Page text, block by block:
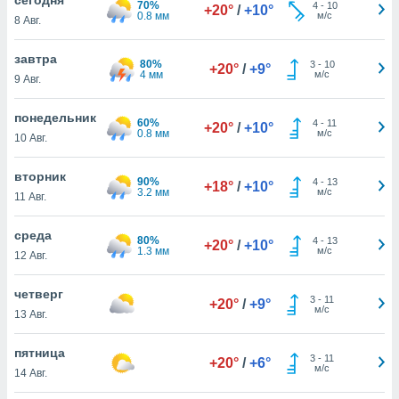
действия
на веб-
основе.
нашей
cookie
в
ВЫ
8 Авг.
70%
0.8 мм
+20° / +10° 4- 10
м/с
завтра
9 Авг.
80%
4 мм
+20° / +9° 3- 10
м/с
понедельник
10 Авг.
60%
0.8 мм
+20° / +10° 4- 11
м/с
вторник
11 Авг.
90%
3.2 мм
+18° / +10° 4- 13
м/с
среда
12 Авг.
80%
1.3 мм
+20° / +10° 4- 13
м/с
четверг
13 Авг.
+20° / +9° 3- 11
м/с
пятница
14 Авг.
+20° / +6° 3- 11
м/с